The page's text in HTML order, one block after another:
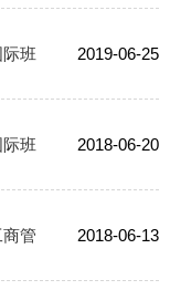
班
2019-06-25
班
2018-06-20
管
2018-06-13